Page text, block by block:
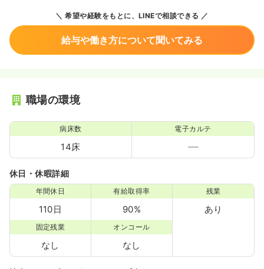
希望や経験をもとに、LINEで相談できる
給与や働き方について聞いてみる
職場の環境
病床数
14床
電子カルテ
休日・休暇詳細
年間休日
110日
有給取得率
90%
残業
あり
固定残業
なし
オンコール
なし